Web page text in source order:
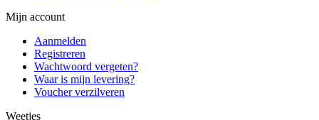
Mijn account
Aanmelden
Registreren
Wachtwoord vergeten?
Waar is mijn levering?
Voucher verzilveren
Weetjes